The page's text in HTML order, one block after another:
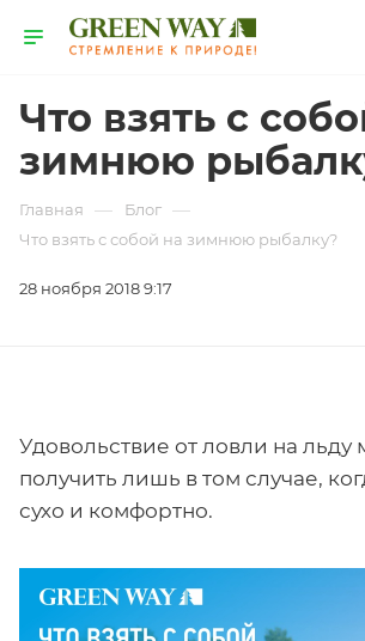
Что взять с
зимнюю
Главная — Блог —
Что взять с собой на зимнюю рыбалку?
28 ноября 2018 9:17
Удовольствие от ловли на льду
получить лишь в том случае,
сухо и комфортно.